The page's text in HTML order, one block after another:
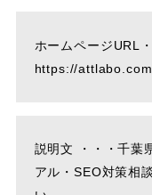
ホームページURL
https://
説明文 ・・・千葉
アル・SEO対策相